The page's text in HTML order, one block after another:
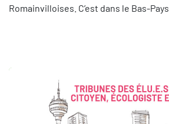
Romainvilloises. C’est dans le Bas-Pays